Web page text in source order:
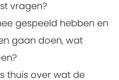
vragen?
gespeeld hebben en
gaan doen, wat
thuis over wat de